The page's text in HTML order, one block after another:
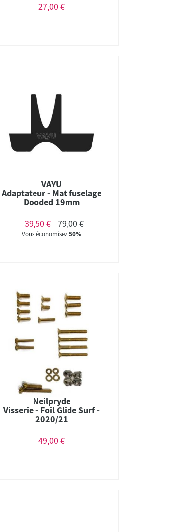
27,00 €
VAYU
Adaptateur - Mat fuselage
Dooded 19mm
39,50 €
79,00 €
Vous économisez50%
Neilpryde
Visserie - Foil Glide Surf -
2020/21
49,00 €